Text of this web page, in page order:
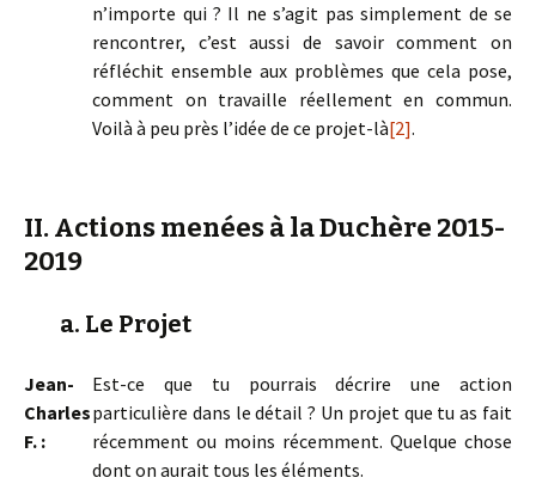
n’importe qui ? Il ne s’agit pas simplement de se
rencontrer, c’est aussi de savoir comment on
réfléchit ensemble aux problèmes que cela pose,
comment on travaille réellement en commun.
Voilà à peu près l’idée de ce projet-là[2].
II. Actions menées à la Duchère 2015-
2019
a. Le Projet
Jean-
Charles
F. :
Est-ce que tu pourrais décrire une action
particulière dans le détail ? Un projet que tu as fait
récemment ou moins récemment. Quelque chose
dont on aurait tous les éléments.